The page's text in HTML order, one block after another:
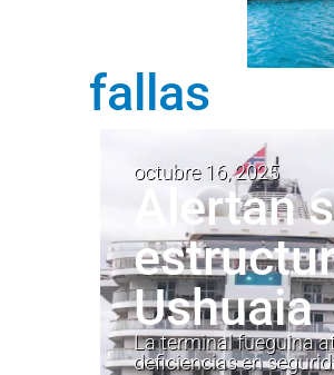
fallas
octubre 16, 2025
Alertan
Ushuaia
La terminal fueguina
deficiencias en